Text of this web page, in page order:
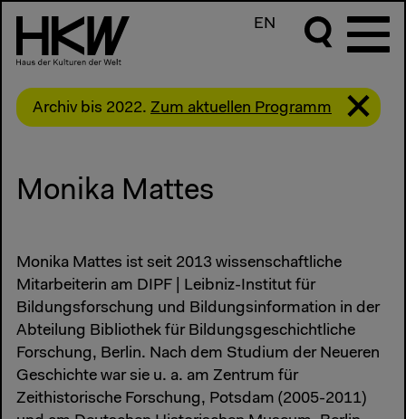
EN
Archiv bis 2022. Zum aktuellen Programm
Monika Mattes
Monika Mattes ist seit 2013 wissenschaftliche
Mitarbeiterin am DIPF | Leibniz-Institut für
Bildungsforschung und Bildungsinformation in der
Abteilung Bibliothek für Bildungsgeschichtliche
Forschung, Berlin. Nach dem Studium der Neueren
Geschichte war sie u. a. am Zentrum für
Zeithistorische Forschung, Potsdam (2005-2011)